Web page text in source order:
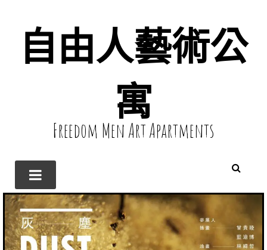
自由人藝術公
寓
Freedom Men Art Apartments